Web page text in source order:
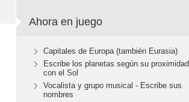
Ahora en juego
Capitales de Europa (también Eurasia)
Escribe los planetas según su proximidad
con el Sol
Vocalista y grupo musical - Escribe sus
nombres